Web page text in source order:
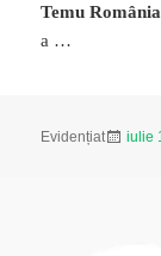
Temu România
a …
Evidențiat iulie